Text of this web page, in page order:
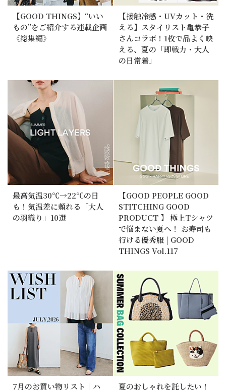
【GOOD THINGS】“いい
もの”をご紹介する連載企画
《総集編》
【接触冷感・UVカット・洗
える】スタイリスト亀恭子
さんコラボ！1枚で品よく映
える、夏の「即戦力・大人
の日常着」
最高気温30℃→22℃の日
も！気温差に頼れる「大人
の羽織り」10選
【GOOD PEOPLE GOOD
STITCHING GOOD
PRODUCT 】 極上Tシャツ
で悩まない夏へ！ お寿司も
行ける優秀服 | GOOD
THINGS Vol.117
7月のお買い物リスト｜ハ
夏のおしゃれを託したい！